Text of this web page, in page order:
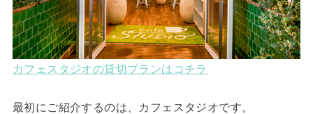
カフェスタジオの貸切プランはコチラ
最初にご紹介するのは、カフェスタジオです。